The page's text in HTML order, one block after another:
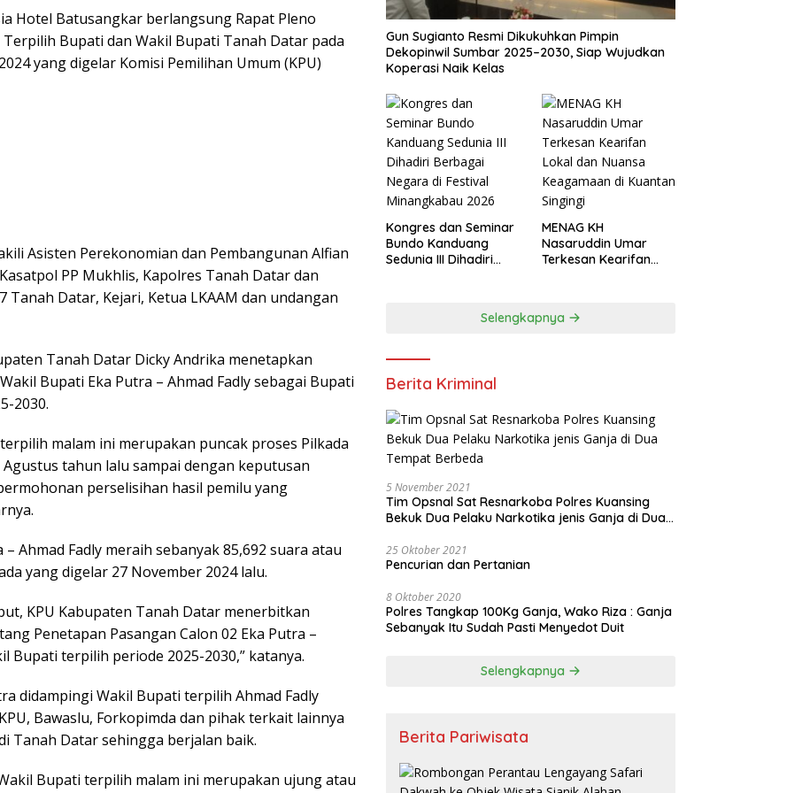
Hotel Batusangkar berlangsung Rapat Pleno
Bupati dan Wakil Bupati Tanah Datar pada
yang digelar Komisi Pemilihan Umum (KPU)
Asisten Perekonomian dan Pembangunan Alfian
PP Mukhlis, Kapolres Tanah Datar dan
Tanah Datar, Kejari, Ketua LKAAM dan undangan
Tanah Datar Dicky Andrika menetapkan
Bupati Eka Putra – Ahmad Fadly sebagai Bupati
2030.
malam ini merupakan puncak proses Pilkada
tahun lalu sampai dengan keputusan
perselisihan hasil pemilu yang
Ahmad Fadly meraih sebanyak 85,692 suara atau
yang digelar 27 November 2024 lalu.
KPU Kabupaten Tanah Datar menerbitkan
Penetapan Pasangan Calon 02 Eka Putra –
Bupati terpilih periode 2025-2030,” katanya.
didampingi Wakil Bupati terpilih Ahmad Fadly
Bawaslu, Forkopimda dan pihak terkait lainnya
Tanah Datar sehingga berjalan baik.
Bupati terpilih malam ini merupakan ujung atau
Gun Sugianto Resmi Dikukuhkan Pimpin
Dekopinwil Sumbar 2025–2030, Siap Wujudkan
Koperasi Naik Kelas
Kongres dan Seminar
Bundo Kanduang
Sedunia III Dihadiri
MENAG KH
Nasaruddin Umar
Terkesan Kearifan
Selengkapnya
Berita Kriminal
5 November 2021
Tim Opsnal Sat Resnarkoba Polres Kuansing
Bekuk Dua Pelaku Narkotika jenis Ganja di Dua
25 Oktober 2021
Pencurian dan Pertanian
8 Oktober 2020
Polres Tangkap 100Kg Ganja, Wako Riza : Ganja
Sebanyak Itu Sudah Pasti Menyedot Duit
Selengkapnya
Berita Pariwisata